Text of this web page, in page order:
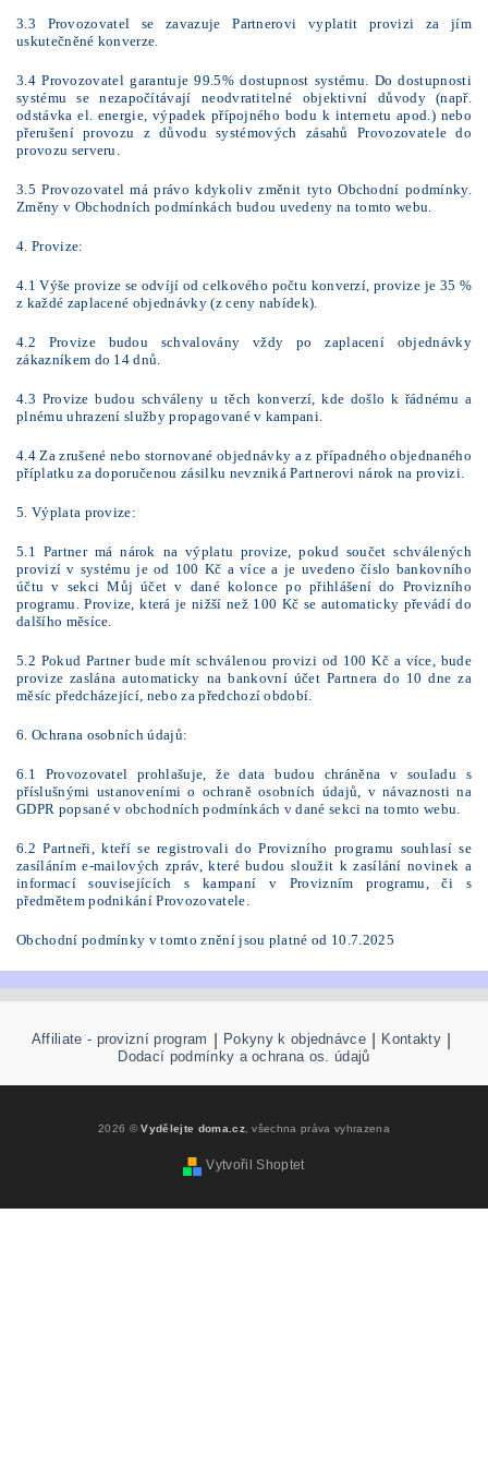
3.3 Provozovatel se zavazuje Partnerovi vyplatit provizi za jím
uskutečněné konverze.
3.4 Provozovatel garantuje 99.5% dostupnost systému. Do dostupnosti
systému se nezapočítávají neodvratitelné objektivní důvody (např.
odstávka el. energie, výpadek přípojného bodu k internetu apod.) nebo
přerušení provozu z důvodu systémových zásahů Provozovatele do
provozu serveru.
3.5 Provozovatel má právo kdykoliv změnit tyto Obchodní podmínky.
Změny v Obchodních podmínkách budou uvedeny na tomto webu.
4. Provize:
4.1 Výše provize se odvíjí od celkového počtu konverzí, provize je 35 %
z každé zaplacené objednávky (z ceny nabídek).
4.2 Provize budou schvalovány vždy po zaplacení objednávky
zákazníkem do 14 dnů.
4.3 Provize budou schváleny u těch konverzí, kde došlo k řádnému a
plnému uhrazení služby propagované v kampani.
4.4 Za zrušené nebo stornované objednávky a z případného objednaného
příplatku za doporučenou zásilku nevzniká Partnerovi nárok na provizi.
5. Výplata provize:
5.1 Partner má nárok na výplatu provize, pokud součet schválených
provizí v systému je od 100 Kč a více a je uvedeno číslo bankovního
účtu v sekci Můj účet v dané kolonce po přihlášení do Provizního
programu. Provize, která je nižší než 100 Kč se automaticky převádí do
dalšího měsíce.
5.2 Pokud Partner bude mít schválenou provizi od 100 Kč a více, bude
provize zaslána automaticky na bankovní účet Partnera do 10 dne za
měsíc předcházející, nebo za předchozí období.
6. Ochrana osobních údajů:
6.1 Provozovatel prohlašuje, že data budou chráněna v souladu s
příslušnými ustanoveními o ochraně osobních údajů, v návaznosti na
GDPR popsané v obchodních podmínkách v dané sekci na tomto webu.
6.2 Partneři, kteří se registrovali do Provizního programu souhlasí se
zasíláním e-mailových zpráv, které budou sloužit k zasílání novinek a
informací souvisejících s kampaní v Provizním programu, či s
předmětem podnikání Provozovatele.
Obchodní podmínky v tomto znění jsou platné od 10.7.2025
Affiliate - provizní program Pokyny k objednávce Kontakty
Dodací podmínky a ochrana os. údajů
2026 ©Vydělejte doma.cz, všechna práva vyhrazena
Vytvořil Shoptet